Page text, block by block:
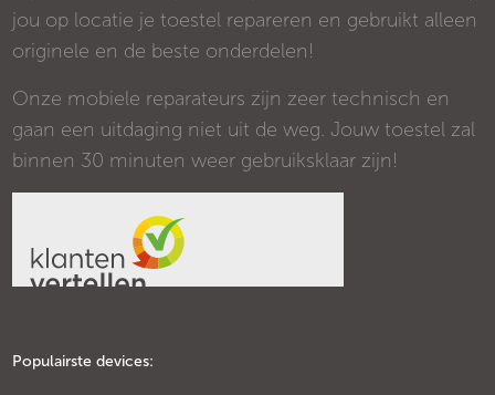
jou op locatie je toestel repareren en gebruikt alleen
originele en de beste onderdelen!
Onze mobiele reparateurs zijn zeer technisch en
gaan een uitdaging niet uit de weg. Jouw toestel zal
binnen 30 minuten weer gebruiksklaar zijn!
Populairste devices: